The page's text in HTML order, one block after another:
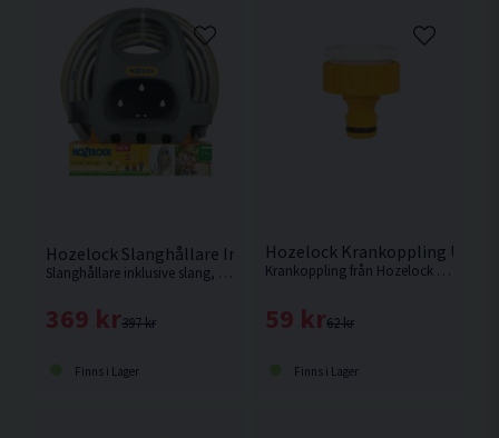
Hozelock Slanghållare Inkl 20m Slang & Kopplingar
Slanghållare inklusive slang, kopplingar och munstycke.
397 kr
369 kr
Finns i Lager
Hozelock Krankoppling
Krankoppling från Hozelock med adapter för att passa till både 21 mm och 26,5mm (1/2″ BSP och 3/4″ BSP) för gängade utomhuskranar.
62 kr
59 kr
Finns i Lager